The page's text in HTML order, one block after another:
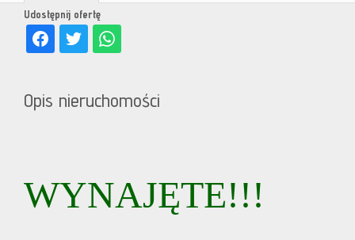
Udostępnij ofertę
Opis nieruchomości
WYNAJĘTE!!!